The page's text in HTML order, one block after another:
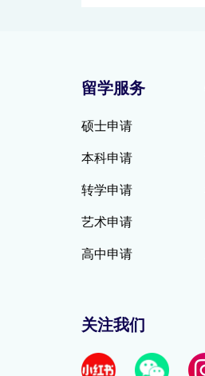
留学服务
硕士申请
本科申请
转学申请
艺术申请
高中申请
关注我们